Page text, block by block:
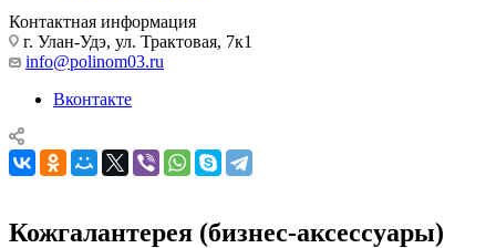
Контактная информация
г. Улан-Удэ, ул. Трактовая, 7к1
info@polinom03.ru
Вконтакте
Кожгалантерея (бизнес-аксессуары)